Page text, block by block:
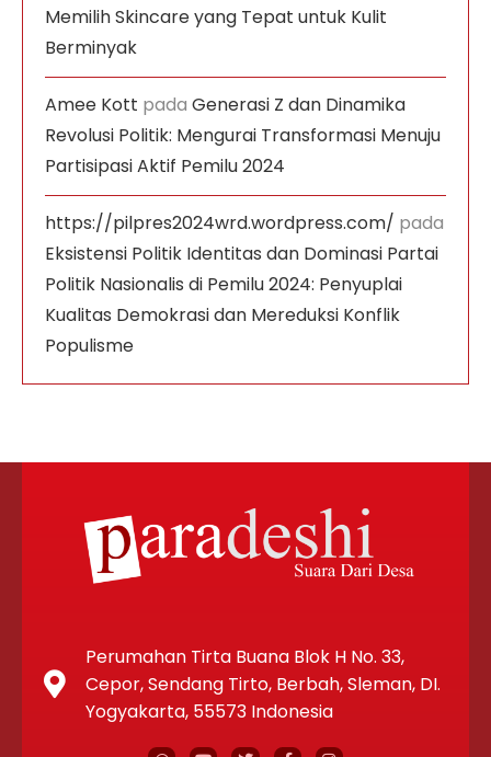
Memilih Skincare yang Tepat untuk Kulit
Berminyak
Amee Kott pada Generasi Z dan Dinamika
Revolusi Politik: Mengurai Transformasi Menuju
Partisipasi Aktif Pemilu 2024
https://pilpres2024wrd.wordpress.com/ pada
Eksistensi Politik Identitas dan Dominasi Partai
Politik Nasionalis di Pemilu 2024: Penyuplai
Kualitas Demokrasi dan Mereduksi Konflik
Populisme
Perumahan Tirta Buana Blok H No. 33,
Cepor, Sendang Tirto, Berbah, Sleman, DI.
Yogyakarta, 55573 Indonesia